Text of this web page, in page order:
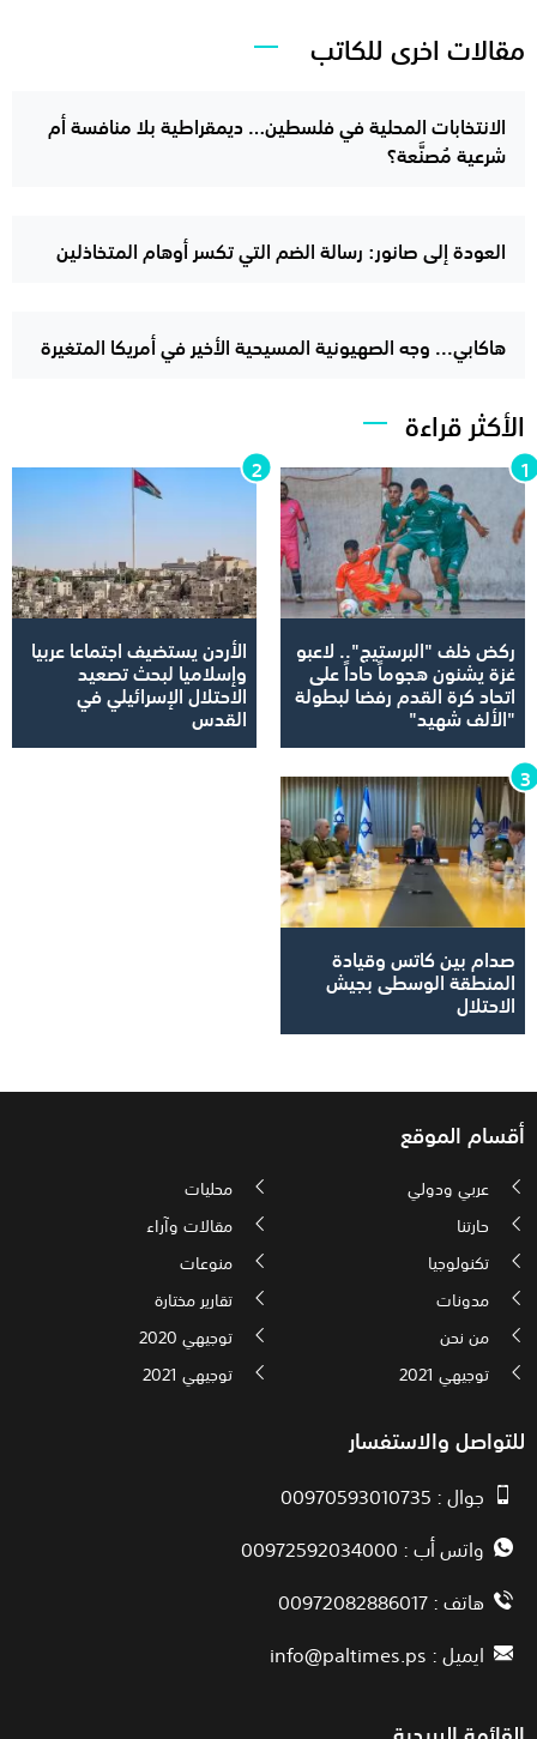
مقالات اخرى للكاتب
الانتخابات المحلية في فلسطين… ديمقراطية بلا منافسة أم
شرعية مُصنَّعة؟
العودة إلى صانور: رسالة الضم التي تكسر أوهام المتخاذلين
هاكابي... وجه الصهيونية المسيحية الأخير في أمريكا المتغيرة
الأكثر قراءة
ركض خلف "البرستيج".. لاعبو
غزة يشنون هجوماً حاداً على
اتحاد كرة القدم رفضا لبطولة
"الألف شهيد"
الأردن يستضيف اجتماعا عربيا
وإسلاميا لبحث تصعيد
الاحتلال الإسرائيلي في
القدس
صدام بين كاتس وقيادة
المنطقة الوسطى بجيش
الاحتلال
أقسام الموقع
عربي ودولي
محليات
حارتنا
مقالات وآراء
تكنولوجيا
منوعات
مدونات
تقارير مختارة
من نحن
توجيهي 2020
توجيهي 2021
توجيهي 2021
للتواصل والاستفسار
جوال : 00970593010735
واتس أب : 00972592034000
هاتف : 00972082886017
ايميل :info@paltimes.ps